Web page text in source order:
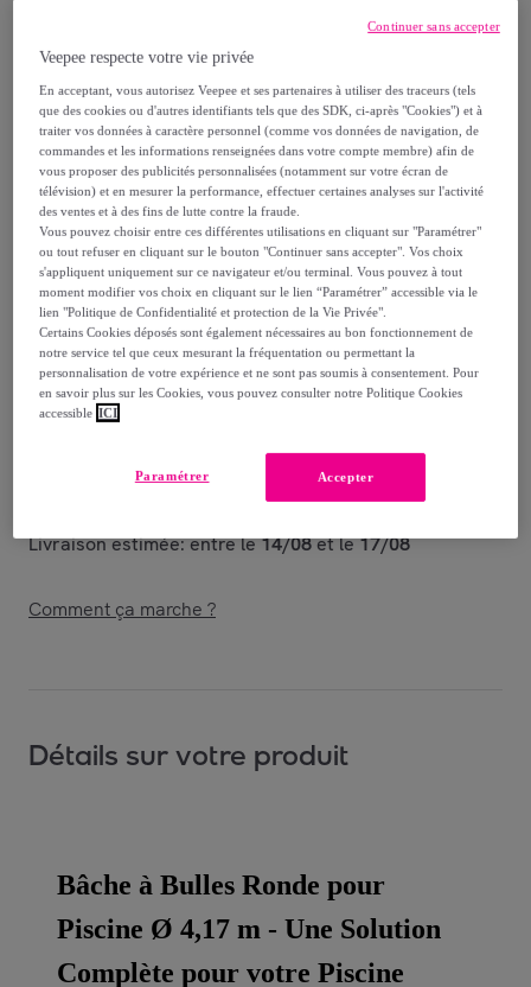
99, €
-16%
Reprise possible de votre ancien produit,
voir les conditions.
Vendu parTrigano Jardin
Livraison
Livraison offerte par la marque
Livraison estimée: entre le14/08et le17/08
Comment ça marche ?
Détails sur votre produit
Bâche à Bulles Ronde pour
Piscine Ø 4,17 m - Une Solution
Complète pour votre Piscine
Veepee respecte votre vie privée
En acceptant, vous autorisez Veepee et ses partenaires à utiliser des traceurs (tels
que des cookies ou d'autres identifiants tels que des SDK, ci-après "Cookies") et à
traiter vos données à caractère personnel (comme vos données de navigation, de
commandes et les informations renseignées dans votre compte membre) afin de
vous proposer des publicités personnalisées (notamment sur votre écran de
télévision) et en mesurer la performance, effectuer certaines analyses sur l'activité
des ventes et à des fins de lutte contre la fraude.
Vous pouvez choisir entre ces différentes utilisations en cliquant sur "Paramétrer"
ou tout refuser en cliquant sur le bouton "Continuer sans accepter". Vos choix
s'appliquent uniquement sur ce navigateur et/ou terminal. Vous pouvez à tout
moment modifier vos choix en cliquant sur le lien “Paramétrer” accessible via le
lien "Politique de Confidentialité et protection de la Vie Privée".
Certains Cookies déposés sont également nécessaires au bon fonctionnement de
notre service tel que ceux mesurant la fréquentation ou permettant la
personnalisation de votre expérience et ne sont pas soumis à consentement. Pour
en savoir plus sur les Cookies, vous pouvez consulter notre Politique Cookies
accessible ICI
Accepter
Paramétrer
Continuer sans accepter